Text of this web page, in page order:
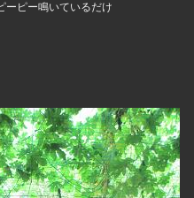
ーピー鳴いているだけ